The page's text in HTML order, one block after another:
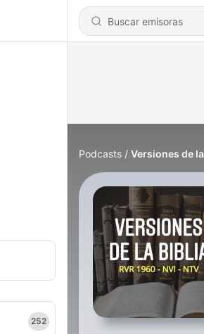
252
Podcasts Versiones de